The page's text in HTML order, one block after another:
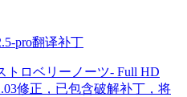
pro翻译补丁
トロベリーノーツ- Full HD
修正，已包含破解补丁，将